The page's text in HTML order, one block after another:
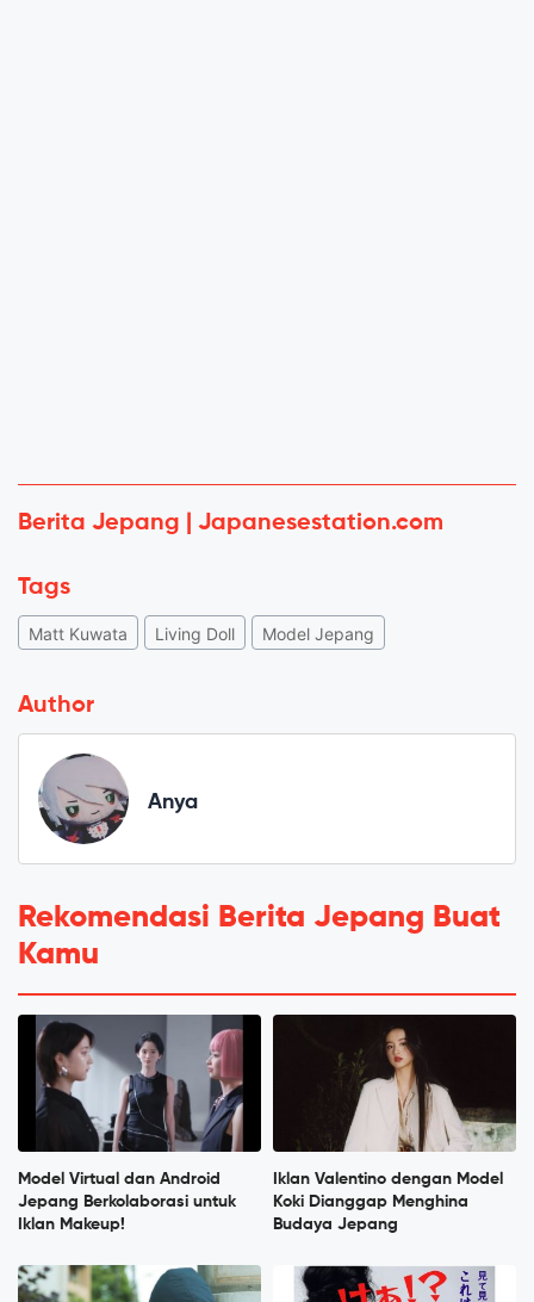
Berita Jepang | Japanesestation.com
Tags
Matt Kuwata Living Doll Model Jepang
Author
Anya
Rekomendasi Berita Jepang Buat
Kamu
Model Virtual dan Android
Jepang Berkolaborasi untuk
Iklan Makeup!
Iklan Valentino dengan Model
Koki Dianggap Menghina
Budaya Jepang